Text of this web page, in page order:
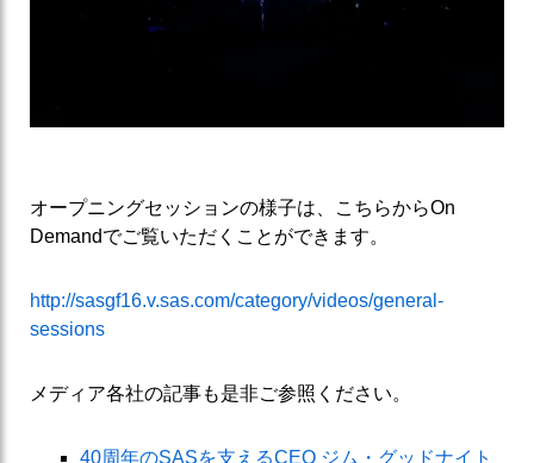
オープニングセッションの様子は、こちらからOn
Demandでご覧いただくことができます。
http://sasgf16.v.sas.com/category/videos/general-
sessions
メディア各社の記事も是非ご参照ください。
40周年のSASを支えるCEO ジム・グッドナイト